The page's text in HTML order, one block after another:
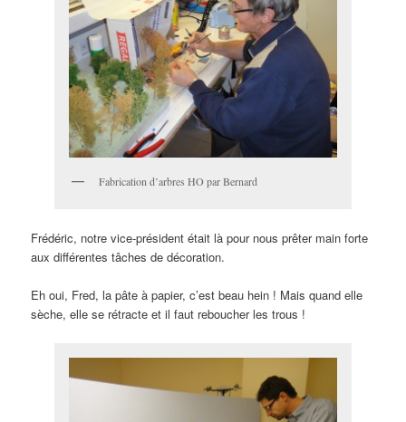
Fabrication d’arbres HO par Bernard
Frédéric, notre vice-président était là pour nous prêter main forte
aux différentes tâches de décoration.
Eh oui, Fred, la pâte à papier, c’est beau hein ! Mais quand elle
sèche, elle se rétracte et il faut reboucher les trous !